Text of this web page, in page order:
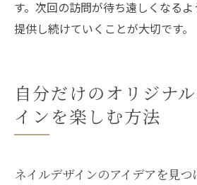
す。次回の訪問が待ち遠しくなる
提供し続けていくことが大切です。
自分だけのオリジナ
インを楽しむ方法
ネイルデザインのアイデアを見つ